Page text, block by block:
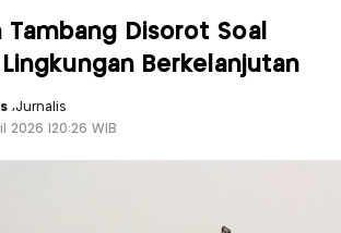
Tambang Disorot Soal
Berkelanjutan
,Jurnalis
2026 |20:26 WIB